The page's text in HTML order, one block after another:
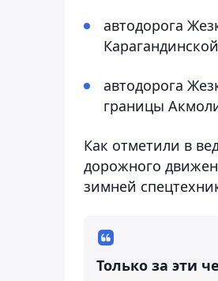
автодорога
автодорога
границы
Как отметили в
дорожного
зимней
Только за эти